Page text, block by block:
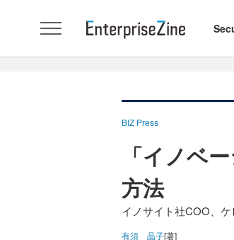
BIZ Press
「イノベ
方法
イノサイト社COO、
有須 晶子[著]